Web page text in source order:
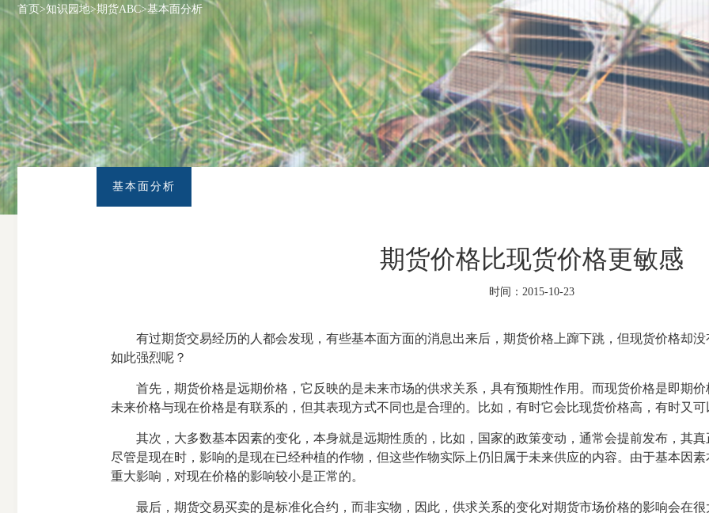
首页>知识园地>期货ABC>基本面分析
基本面分析
期货价格比现货价格更敏感
时间：2015-10-23
有过期货交易经历的人都会发现，有些基本面方面的消息出来后，期货价格上蹿下跳，但现货价格却没
如此强烈呢？
首先，期货价格是远期价格，它反映的是未来市场的供求关系，具有预期性作用。而现货价格是即期价
未来价格与现在价格是有联系的，但其表现方式不同也是合理的。比如，有时它会比现货价格高，有时又
其次，大多数基本因素的变化，本身就是远期性质的，比如，国家的政策变动，通常会提前发布，其真
尽管是现在时，影响的是现在已经种植的作物，但这些作物实际上仍旧属于未来供应的内容。由于基本因
重大影响，对现在价格的影响较小是正常的。
最后，期货交易买卖的是标准化合约，而非实物，因此，供求关系的变化对期货市场价格的影响会在很